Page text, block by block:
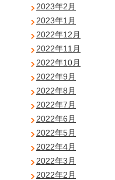
2023年2月
2023年1月
2022年12月
2022年11月
2022年10月
2022年9月
2022年8月
2022年7月
2022年6月
2022年5月
2022年4月
2022年3月
2022年2月